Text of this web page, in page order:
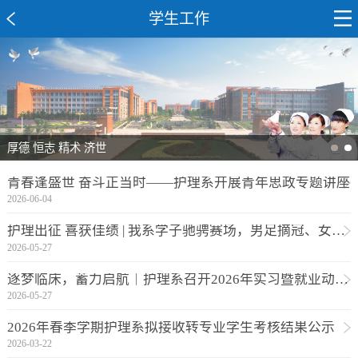
学生工作
厚德 恒志 精术 济世
青春逢盛世 奋斗正当时——护理系开展青年思政专题讲座
2026-06-04
护理出征 喜获佳绩 | 我系学子驰骋赛场，男足摘冠、女排和街舞夺亚！
2026-05-27
逐梦临床，蓄力启航｜护理系召开2026年实习暨就业动员大会
2026-05-27
2026年春季学期护理系拟接收转专业学生考核结果公示
2026-03-22